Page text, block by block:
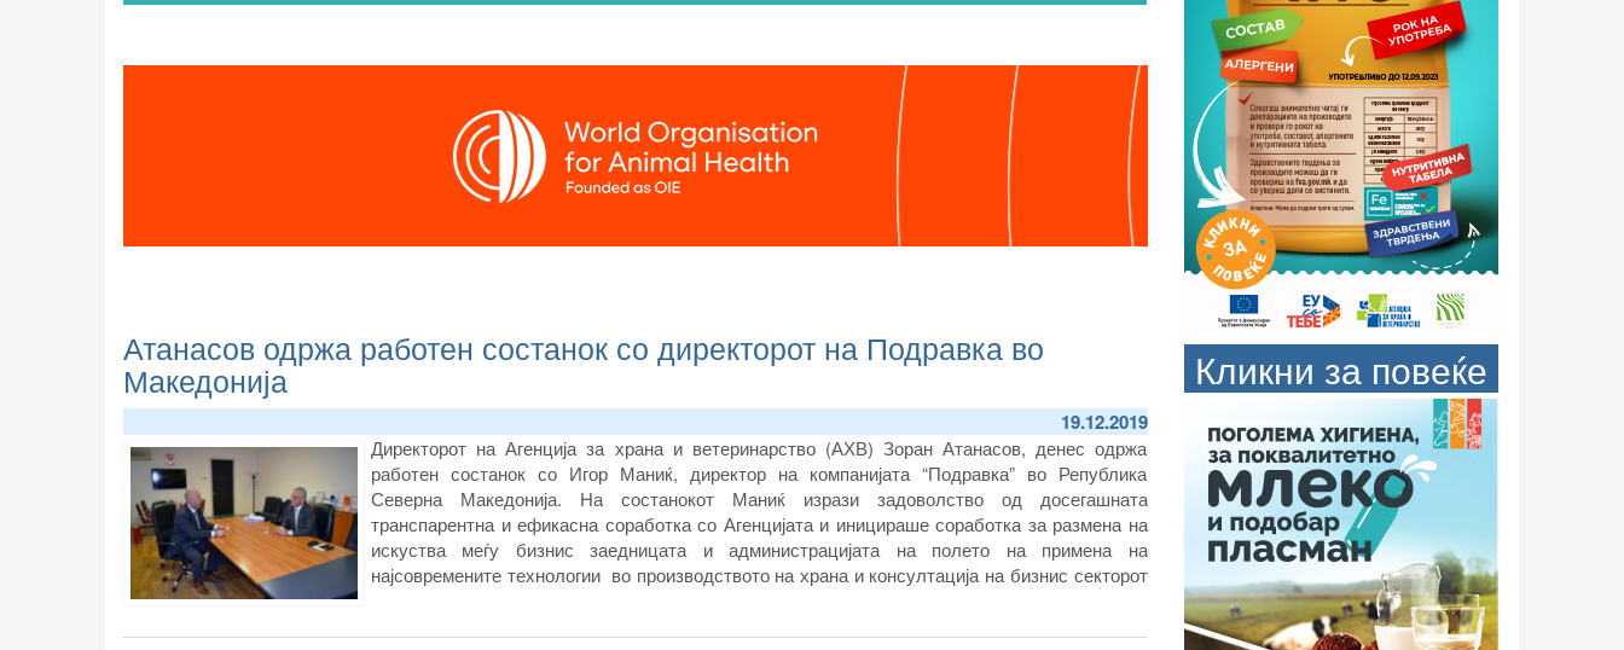
Атанасов одржа работен состанок со директорот на Подравка во
Македонија
19.12.2019
Директорот на Агенција за храна и ветеринарство (АХВ) Зоран Атанасов, денес одржа
работен состанок со Игор Маниќ, директор на компанијата “Подравка” во Република
Северна Македонија. На состанокот Маниќ изрази задоволство од досегашната
транспарентна и ефикасна соработка со Агенцијата и иницираше соработка за размена на
искуства меѓу бизнис заедницата и администрацијата на полето на примена на
најсовремените технологии во производството на храна и консултација на бизнис секторот
Кликни за повеќе